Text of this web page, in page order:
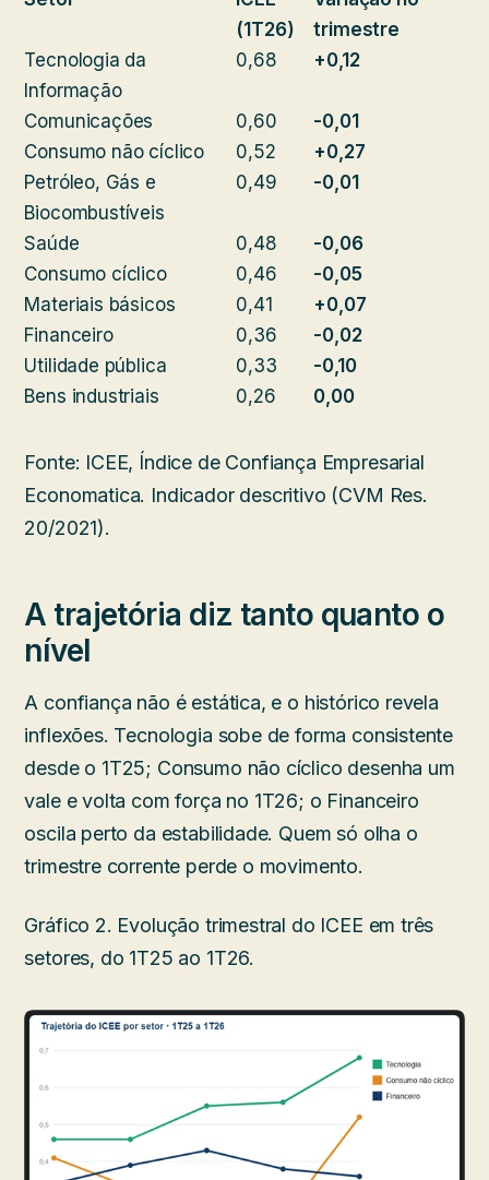
(1T26)
trimestre
Tecnologia da
Informação
0,68 +0,12
Comunicações 0,60
-0,01
Consumo não cíclico
0,52
+0,27
Petróleo, Gás e
Biocombustíveis
0,49 -0,01
Saúde 0,48
-0,06
Consumo cíclico
0,46
-0,05
Materiais básicos
0,41
+0,07
Financeiro
0,36
-0,02
Utilidade pública
0,33
-0,10
Bens industriais
0,26 0,00
Fonte: ICEE, Índice de Confiança Empresarial
Economatica. Indicador descritivo (CVM Res.
20/2021).
A trajetória diz tanto quanto o
nível
A confiança não é estática, e o histórico revela
inflexões. Tecnologia sobe de forma consistente
desde o 1T25; Consumo não cíclico desenha um
vale e volta com força no 1T26; o Financeiro
oscila perto da estabilidade. Quem só olha o
trimestre corrente perde o movimento.
Gráfico 2. Evolução trimestral do ICEE em três
setores, do 1T25 ao 1T26.